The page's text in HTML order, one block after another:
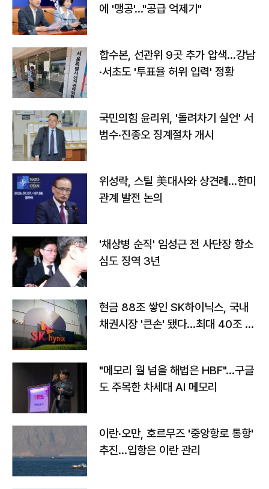
에 '맹공'…"공급 억제기"
합수본, 선관위 9곳 추가 압색…강남
·서초도 '투표율 허위 입력' 정황
국민의힘 윤리위, '돌려차기 실언' 서
범수·진종오 징계절차 개시
위성락, 스틸 美대사와 상견례…한미
관계 발전 논의
'채상병 순직' 임성근 전 사단장 항소
심도 징역 3년
현금 88조 쌓인 SK하이닉스, 국내
채권시장 '큰손' 됐다…최대 40조 투
"메모리 월 넘을 해법은 HBF"…구글
도 주목한 차세대 AI 메모리
이란·오만, 호르무즈 '중앙항로 통항'
추진…입항은 이란 관리